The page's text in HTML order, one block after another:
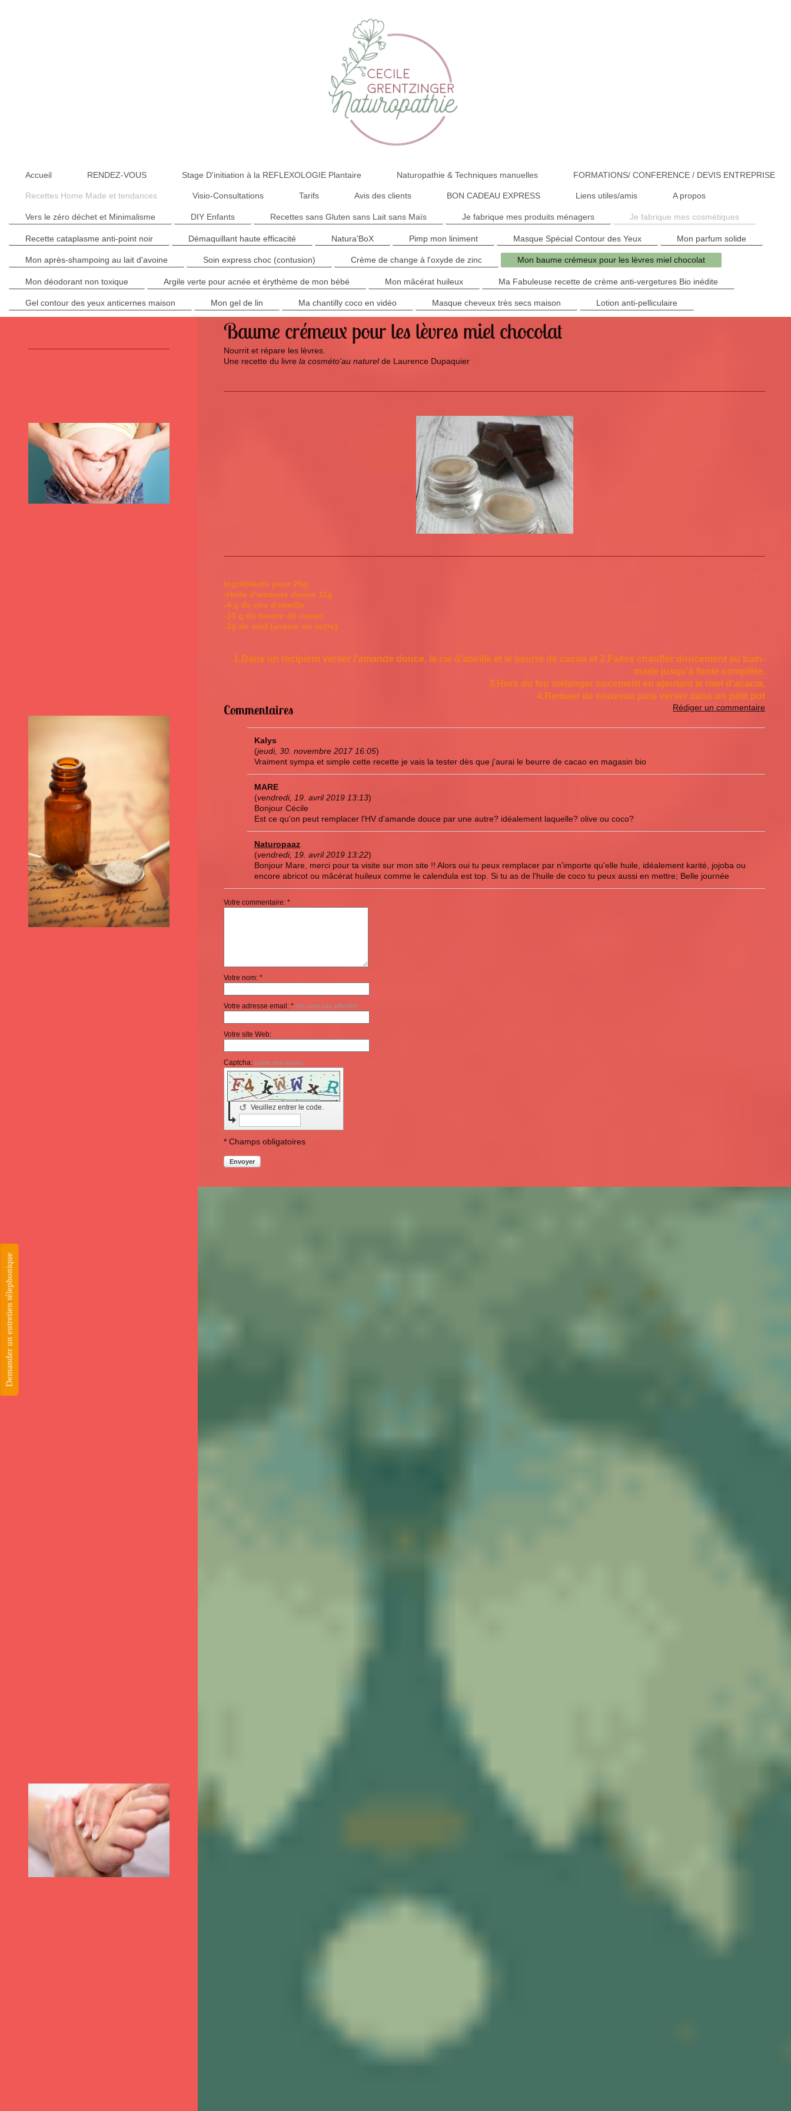
Accueil RENDEZ-VOUS Stage D'initiation à la REFLEXOLOGIE Plantaire Naturopathie & Techniques manuelles FORMATIONS/ CONFERENCE / DEVIS ENTREPRISE
Recettes Home Made et tendances Visio-Consultations Tarifs Avis des clients BON CADEAU EXPRESS Liens utiles/amis A propos
Vers le zéro déchet et Minimalisme DIY Enfants Recettes sans Gluten sans Lait sans Maïs Je fabrique mes produits ménagers Je fabrique mes cosmétiques
Recette cataplasme anti-point noir Démaquillant haute efficacité Natura'BoX Pimp mon liniment Masque Spécial Contour des Yeux Mon parfum solide
Mon après-shampoing au lait d'avoine Soin express choc (contusion) Crème de change à l'oxyde de zinc Mon baume crémeux pour les lèvres miel chocolat
Mon déodorant non toxique Argile verte pour acnée et érythème de mon bébé Mon mâcérat huileux Ma Fabuleuse recette de crème anti-vergetures Bio inédite
Gel contour des yeux anticernes maison Mon gel de lin Ma chantilly coco en vidéo Masque cheveux très secs maison Lotion anti-pelliculaire
Baume crémeux pour les lèvres miel chocolat
Nourrit et répare les lèvres.
Une recette du livre la cosméto'au naturelde Laurence Dupaquier
Ingrédients pour 25g
-Huile d'amande douce 11g
-4 g de cire d'abeille
-10 g de beurre de cacao
-2g de miel (acacia ou autre)
1.Dans un récipient verser l'amande douce, la cie d'abeille et le beurre de cacao et 2.Faites chauffer doucement au bain-
marie jusqu'à fonte complète.
3.Hors du feu mélanger oucement en ajoutant le miel d'acacia.
4.Remuer de nouveau puis verser dans un petit pot
Rédiger un commentaire
Commentaires
Kalys
(jeudi, 30. novembre 2017 16:05)
Vraiment sympa et simple cette recette je vais la tester dès que j'aurai le beurre de cacao en magasin bio
MARE
(vendredi, 19. avril 2019 13:13)
Bonjour Cécile
Est ce qu'on peut remplacer l'HV d'amande douce par une autre? idéalement laquelle? olive ou coco?
Naturopaaz
(vendredi, 19. avril 2019 13:22)
Bonjour Mare, merci pour ta visite sur mon site !! Alors oui tu peux remplacer par n'importe qu'elle huile, idéalement karité, jojoba ou
encore abricot ou mâcérat huileux comme le calendula est top. Si tu as de l'huile de coco tu peux aussi en mettre; Belle journée
Votre commentaire: *
Votre nom: *
Votre adresse email: * (ne sera pas affichée)
Votre site Web:
Captcha: (code anti-spam)
Veuillez entrer le code.
↺
* Champs obligatoires
Envoyer
Demander un entretien télephonique